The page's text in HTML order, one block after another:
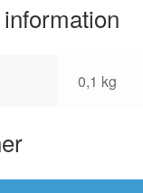
0,1 kg